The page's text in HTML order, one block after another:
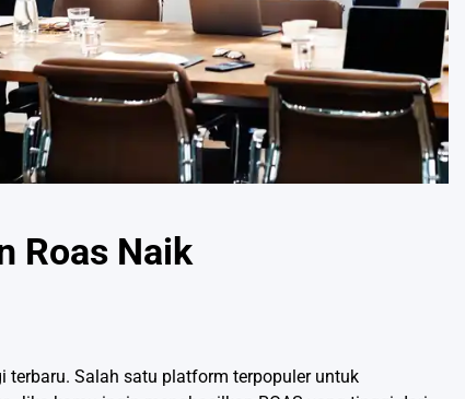
Roas Naik
terbaru. Salah satu platform terpopuler untuk